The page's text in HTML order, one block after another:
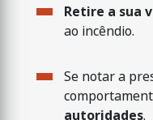
Retire a sua
ao incêndio.
Se notar a
autoridades.